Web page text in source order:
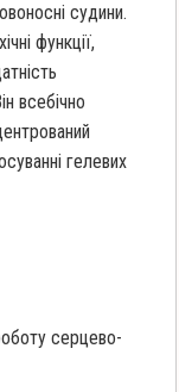
судини.
функції,
всебічно
гелевих
серцево-